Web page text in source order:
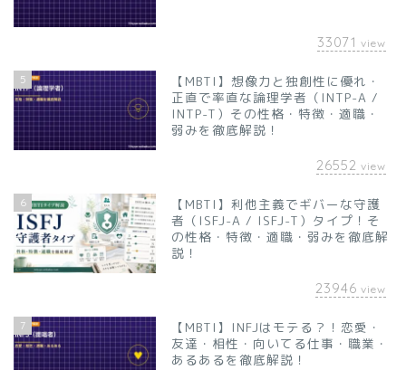
33071 view
5
【MBTI】想像力と独創性に優れ・
正直で率直な論理学者（INTP-A /
INTP-T）その性格・特徴・適職・
弱みを徹底解説！
26552 view
6
【MBTI】利他主義でギバーな守護
者（ISFJ-A / ISFJ-T）タイプ！そ
の性格・特徴・適職・弱みを徹底解
説！
23946 view
7
【MBTI】INFJはモテる？！恋愛・
友達・相性・向いてる仕事・職業・
あるあるを徹底解説！